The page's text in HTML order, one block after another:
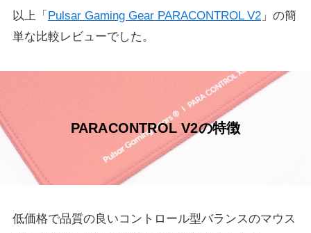
以上「 Pulsar Gaming Gear PARACONTROL V2」の簡
単な比較レビューでした。
PARACONTROL V2の特徴
低価格で品質の良いコントロール型バランスのマウス